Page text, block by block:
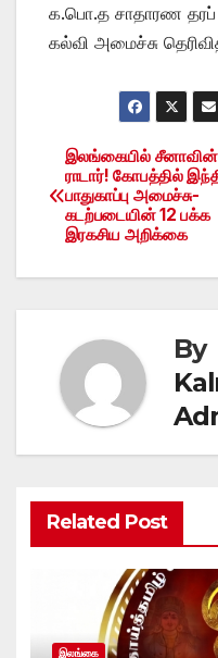
க.பொ.த சாதாரண தரப்
கல்வி அமைச்சு
Post
navigation
இலங்கையில் சீனாவின்
ராடார்! கோபத்தில்
பாதுகாப்பு அமைச்சு-
கடற்படையின் 12 பக்க
இரகசிய அறிக்கை
By
Related Post
இலங்கை